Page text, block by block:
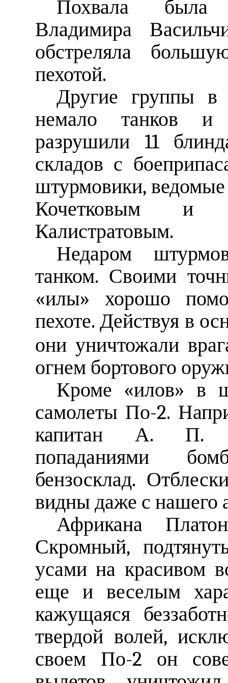
Похвала была
Владимира
обстреляла
пехотой.
Другие группы в
немало танков и
разрушили 11
складов с
штурмовики,
Кочетковым и
Калистратовым.
Недаром
танком. Своими
«илы» хорошо
пехоте. Действуя в
они уничтожали
огнем бортового
Кроме «илов» в
самолеты По-2.
капитан А. П.
попаданиями
бензосклад.
видны даже с нашего
Африкана
Скромный,
усами на красивом
еще и веселым
кажущаяся
твердой волей,
своем По-2 он